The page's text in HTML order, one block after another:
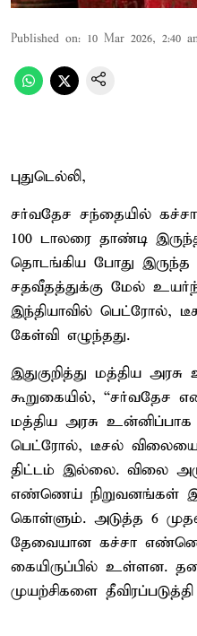
Published on: 10 Mar 2026, 2:40
புதுடெல்லி,
சர்வதேச சந்தையில்
100 டாலரை தாண்டி
தொடங்கிய போது இருந்த
சதவீதத்துக்கு மேல்
இந்தியாவில் பெட்ரோல்,
கேள்வி எழுந்தது.
இதுகுறித்து மத்திய
கூறுகையில்,
மத்திய அரசு உன்னிப்பாக
பெட்ரோல், டீசல்
திட்டம் இல்லை. விலை
எண்ணெய் நிறுவனங்கள்
கொள்ளும். அடுத்த 6
தேவையான கச்சா
கையிருப்பில் உள்ளன.
முயற்சிகளை